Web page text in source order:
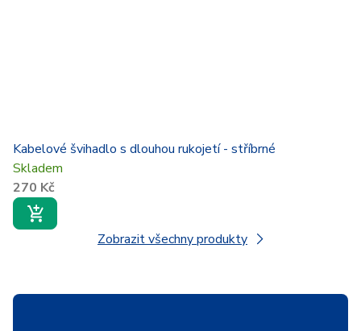
Kabelové švihadlo s dlouhou rukojetí - stříbrné
Skladem
270 Kč
Zobrazit všechny produkty